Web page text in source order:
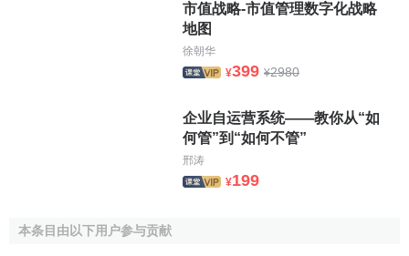
结果的影响往往较少。也就是说，公民往往对政
较少。因此，公民必须通过制定明确的法
、拨款等的原则及其对执行结果报告的规
定)来约束政府官员的行为。基金会计用来保证政府遵循以上
公共受托责任的信息需求
并要求下级提供业绩信息。行政部门往往必须执行立法部门
市值战略-市值管理数字化战略
地图
徐朝华
¥399 ¥2980
企业自运营系统——教你从“如
何管”到“如何不管”
邢涛
¥199
本条目由以下用户参与贡献